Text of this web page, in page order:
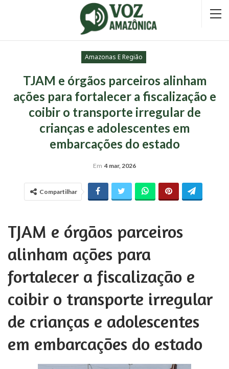
Amazonas E Região
TJAM e órgãos parceiros alinham
ações para fortalecer a fiscalização e
coibir o transporte irregular de
crianças e adolescentes em
embarcações do estado
Em 4 mar, 2026
Compartilhar
TJAM e órgãos parceiros
alinham ações para
fortalecer a fiscalização e
coibir o transporte irregular
de crianças e adolescentes
em embarcações do estado